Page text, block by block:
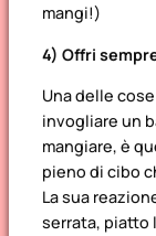
mangi!)
4) Offri
Una delle
invogliare un
mangiare, è
pieno di cibo
La sua
serrata, piatto